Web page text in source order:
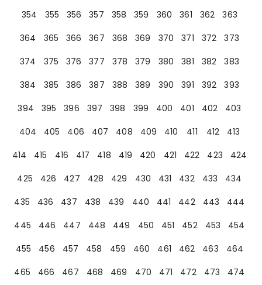
354
355 356 357 358 359 360 361 362
363
364
365 366 367 368 369 370 371 372
373
374
375 376 377 378 379 380 381 382
383
384
385 386 387 388 389 390 391 392
393
394
395 396 397 398 399 400 401 402
403
404
405 406 407 408 409 410 411 412
413
414
415 416 417 418 419 420 421 422 423
424
425
426 427 428 429 430 431 432 433
434
435
436 437 438 439 440 441 442 443
444
445
446 447 448 449 450 451 452 453
454
455
456 457 458 459 460 461 462 463
464
465
466 467 468 469 470 471 472 473
474